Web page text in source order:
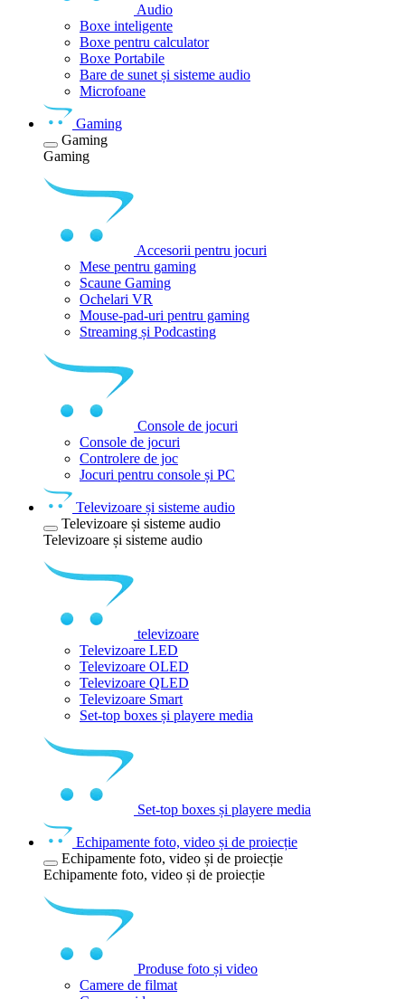
Audio
Boxe inteligente
Boxe pentru calculator
Boxe Portabile
Bare de sunet și sisteme audio
Microfoane
Gaming
Gaming
Gaming
Accesorii pentru jocuri
Mese pentru gaming
Scaune Gaming
Ochelari VR
Mouse-pad-uri pentru gaming
Streaming și Podcasting
Console de jocuri
Console de jocuri
Controlere de joc
Jocuri pentru console și PC
Televizoare și sisteme audio
Televizoare și sisteme audio
Televizoare și sisteme audio
televizoare
Televizoare LED
Televizoare OLED
Televizoare QLED
Televizoare Smart
Set-top boxes și playere media
Set-top boxes și playere media
Echipamente foto, video și de proiecție
Echipamente foto, video și de proiecție
Echipamente foto, video și de proiecție
Produse foto și video
Camere de filmat